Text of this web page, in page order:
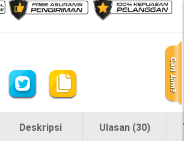
Deskripsi Ulasan (30)